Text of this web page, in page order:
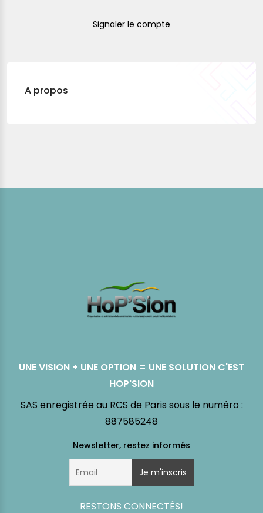
Signaler le compte
A propos
UNE VISION + UNE OPTION = UNE SOLUTION C'EST
HOP'SION
SAS enregistrée au RCS de Paris sous le numéro :
887585248
RESTONS CONNECTÉS!